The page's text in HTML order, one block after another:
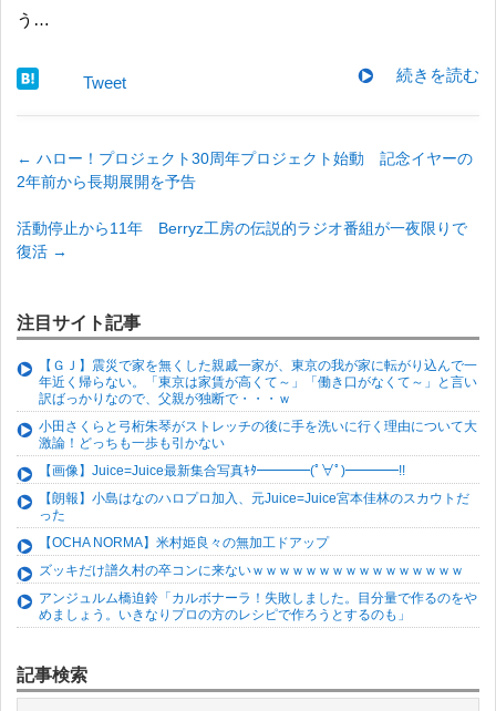
う…
続きを読む
Tweet
← ​ハロー！プロジェクト30周年プロジェクト始動 記念イヤーの
2年前から長期展開を予告
活動停止から11年 Berryz工房の伝説的ラジオ番組が一夜限りで
復活 →
注目サイト記事
【ＧＪ】震災で家を無くした親戚一家が、東京の我が家に転がり込んで一
年近く帰らない。「東京は家賃が高くて～」「働き口がなくて～」と言い
訳ばっかりなので、父親が独断で・・・ｗ
小田さくらと弓桁朱琴がストレッチの後に手を洗いに行く理由について大
激論！どっちも一歩も引かない
【画像】Juice=Juice最新集合写真ｷﾀ━━━━(ﾟ∀ﾟ)━━━━!!
【朗報】小島はなのハロプロ加入、元Juice=Juice宮本佳林のスカウトだ
った
【OCHA NORMA】米村姫良々の無加工ドアップ
ズッキだけ譜久村の卒コンに来ないｗｗｗｗｗｗｗｗｗｗｗｗｗｗｗｗ
アンジュルム橋迫鈴「カルボナーラ！失敗しました。目分量で作るのをや
めましょう。いきなりプロの方のレシピで作ろうとするのも」
記事検索